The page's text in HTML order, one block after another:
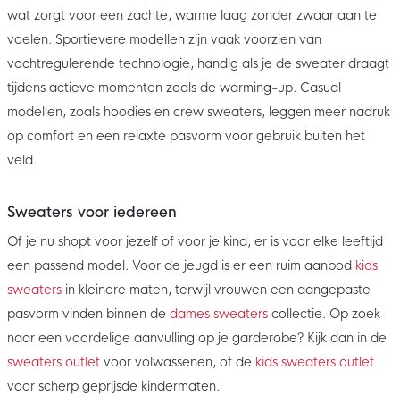
wat zorgt voor een zachte, warme laag zonder zwaar aan te
voelen. Sportievere modellen zijn vaak voorzien van
vochtregulerende technologie, handig als je de sweater draagt
tijdens actieve momenten zoals de warming-up. Casual
modellen, zoals hoodies en crew sweaters, leggen meer nadruk
op comfort en een relaxte pasvorm voor gebruik buiten het
veld.
Sweaters voor iedereen
Of je nu shopt voor jezelf of voor je kind, er is voor elke leeftijd
een passend model. Voor de jeugd is er een ruim aanbod kids
sweaters in kleinere maten, terwijl vrouwen een aangepaste
pasvorm vinden binnen de dames sweaters collectie. Op zoek
naar een voordelige aanvulling op je garderobe? Kijk dan in de
sweaters outlet voor volwassenen, of de kids sweaters outlet
voor scherp geprijsde kindermaten.